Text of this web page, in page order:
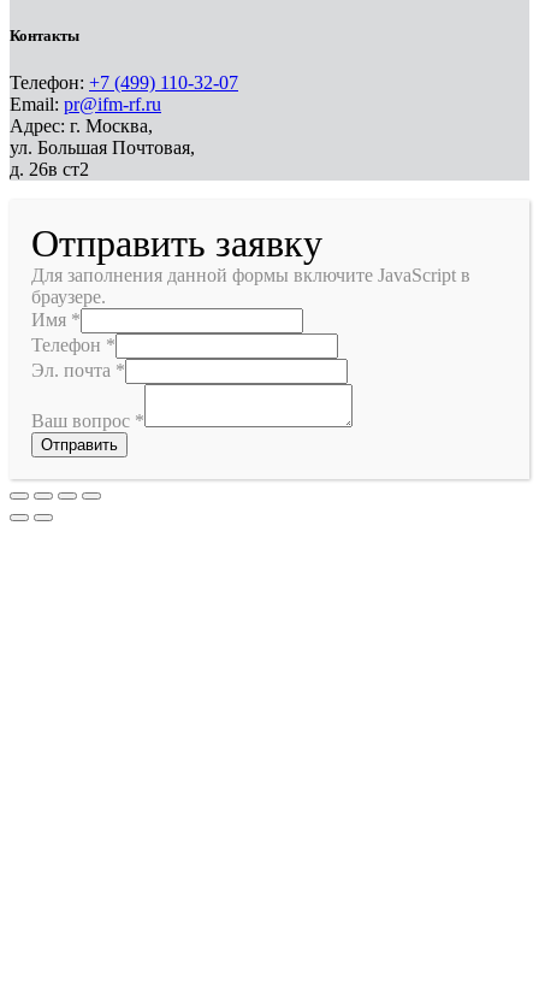
Контакты
Телефон: +7 (499) 110-32-07
Email: pr@ifm-rf.ru
Адрес: г. Москва,
ул. Большая Почтовая,
д. 26в ст2
Отправить заявку
Для заполнения данной формы включите JavaScript в
браузере.
Имя *
Телефон *
Эл. почта *
Ваш вопрос *
Отправить